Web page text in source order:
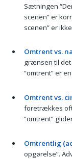
Sætningen
scenen” er
scenen” er
Omtrent vs.
grænsen til
“omtrent” er
Omtrent vs.
foretrækkes
“omtrent”
Omtrentlig
opgørelse”.